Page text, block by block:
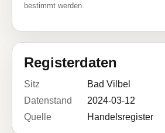
bestimmt werden.
Registerdaten
Sitz
Bad Vilbel
Datenstand
2024-03-12
Quelle
Handelsregister